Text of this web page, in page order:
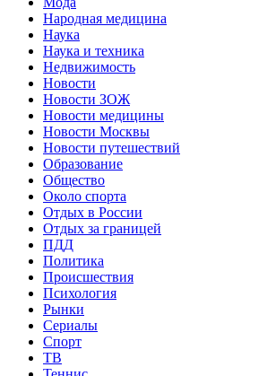
Народная медицина
Наука
Наука и техника
Недвижимость
Новости
Новости ЗОЖ
Новости медицины
Новости Москвы
Новости путешествий
Образование
Общество
Около спорта
Отдых в России
Отдых за границей
ПДД
Политика
Происшествия
Психология
Рынки
Сериалы
Спорт
ТВ